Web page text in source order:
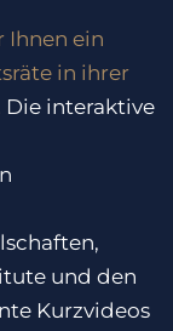
Ihnen ein
in ihrer
Die interaktive
und den
Kurzvideos